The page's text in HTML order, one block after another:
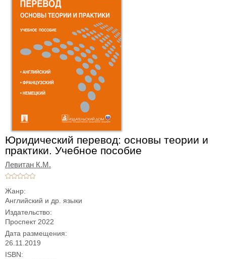
Юридический перевод: основы теории и
практики. Учебное пособие
Левитан К.М.
Жанр:
Английский и др. языки
Издательство:
Проспект 2022
Дата размещения:
26.11.2019
ISBN: